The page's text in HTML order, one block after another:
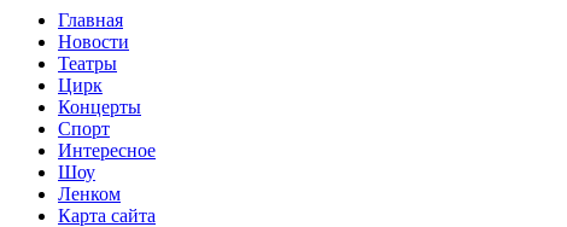
Главная
Новости
Театры
Цирк
Концерты
Спорт
Интересное
Шоу
Ленком
Карта сайта